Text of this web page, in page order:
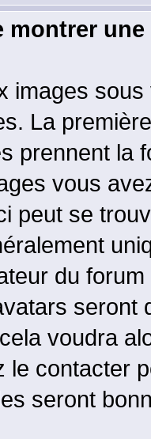
montrer
images
La
prennent la
vous
peut se
du
seront
voudra
le contacter
seront